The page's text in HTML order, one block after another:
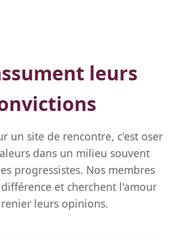
leurs
un site de rencontre, c'est oser
dans un milieu souvent
progressistes. Nos membres
et cherchent l'amour
renier leurs opinions.